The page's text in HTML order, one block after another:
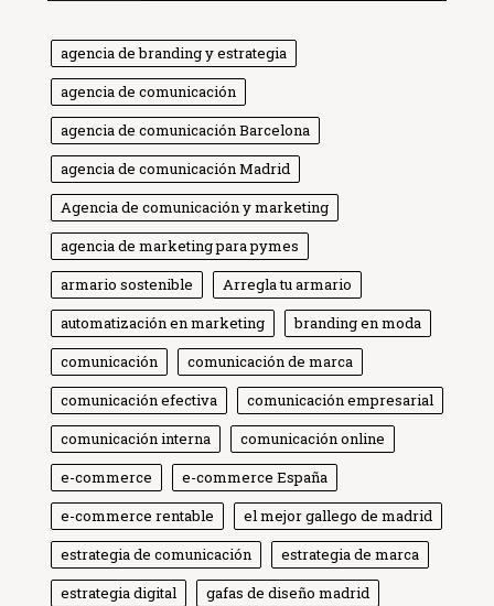
agencia de branding y estrategia
agencia de comunicación
agencia de comunicación Barcelona
agencia de comunicación Madrid
Agencia de comunicación y marketing
agencia de marketing para pymes
armario sostenible
Arregla tu armario
automatización en marketing
branding en moda
comunicación
comunicación de marca
comunicación efectiva
comunicación empresarial
comunicación interna
comunicación online
e-commerce
e-commerce España
e-commerce rentable
el mejor gallego de madrid
estrategia de comunicación
estrategia de marca
estrategia digital
gafas de diseño madrid